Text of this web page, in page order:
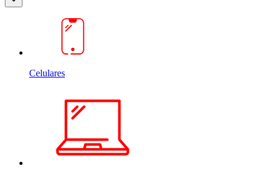
Celulares